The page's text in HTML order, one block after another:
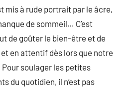
mis à rude portrait par le âcre,
de sommeil… C’est
de goûter le bien-être et de
en attentif dès lors que notre
soulager les petites
du quotidien, il n’est pas